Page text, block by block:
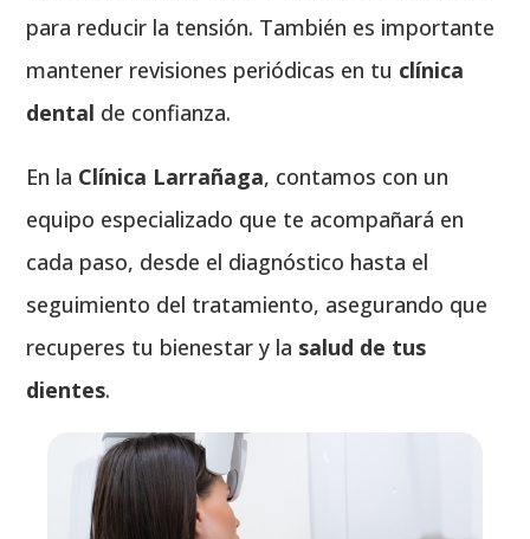
para reducir la tensión. También es importante
mantener revisiones periódicas en tu clínica
dental de confianza.
En la Clínica Larrañaga, contamos con un
equipo especializado que te acompañará en
cada paso, desde el diagnóstico hasta el
seguimiento del tratamiento, asegurando que
recuperes tu bienestar y la salud de tus
dientes.